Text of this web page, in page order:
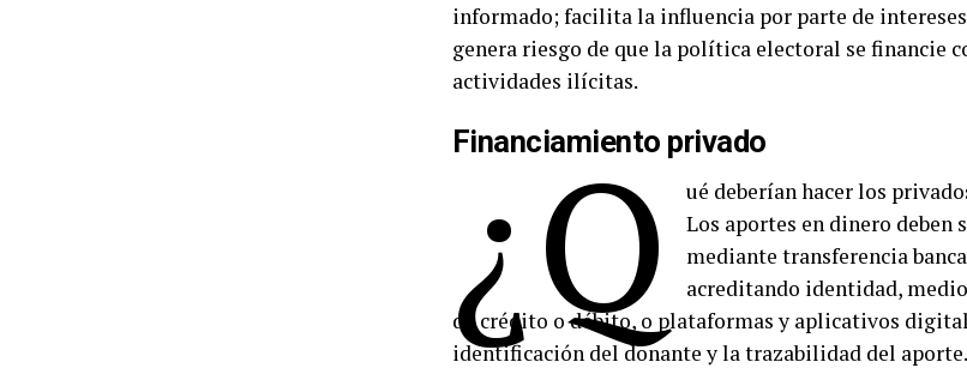
informado; facilita la influencia por parte de
genera riesgo de que la política electoral se financie
actividades ilícitas.
Financiamiento privado
¿Q
ué deberían hacer los
Los aportes en dinero deben
mediante transferencia
acreditando identidad,
de crédito o débito, o plataformas y aplicativos
identificación del donante y la trazabilidad del